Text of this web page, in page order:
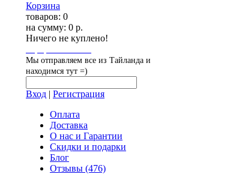
Корзина
товаров: 0
на сумму: 0 р.
Ничего не куплено!
Мы отправляем все из Тайланда и
находимся тут =)
Вход | Регистрация
Оплата
Доставка
О нас и Гарантии
Скидки и подарки
Блог
Отзывы (476)